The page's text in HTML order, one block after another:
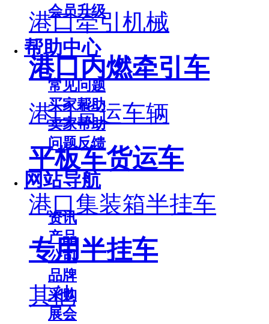
会员升级
帮助中心
常见问题
买家帮助
卖家帮助
问题反馈
网站导航
资讯
产品
公司
品牌
采购
展会
港口牵引机械
港口内燃牵引车
港口货运车辆
平板车货运车
港口集装箱半挂车
专用半挂车
其他